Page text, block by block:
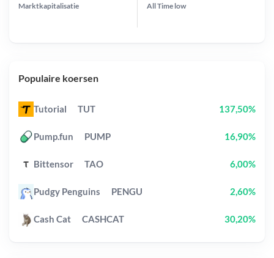
Marktkapitalisatie All Time low
Populaire koersen
Tutorial TUT 137,50%
Pump.fun PUMP 16,90%
Bittensor TAO 6,00%
Pudgy Penguins PENGU 2,60%
Cash Cat CASHCAT 30,20%